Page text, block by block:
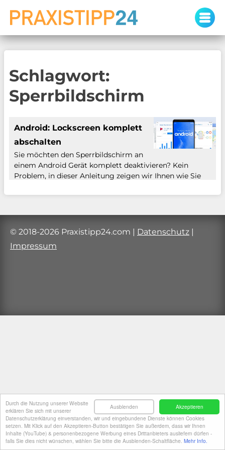
Akzeptieren
Ausblenden
Durch die Nutzung unserer Website
erklären Sie sich mit unserer
Datenschutzerklärung einverstanden, wir und eingebundene Dienste können Cookies
setzen. Mit Klick auf den Akzeptieren-Button bestätigen Sie außerdem, dass wir Ihnen
Inhalte (YouTube) & personenbezogene Werbung eines Drittanbieters ausliefern dürfen -
falls Sie dies nicht wünschen, wählen Sie bitte die Ausblenden-Schaltfläche. Mehr Info.
content
Schlagwort:
Sperrbildschirm
Android: Lockscreen komplett
abschalten
Sie möchten den Sperrbildschirm an
einem Android Gerät komplett deaktivieren? Kein
Problem, in dieser Anleitung zeigen wir Ihnen wie Sie
Android Tablet oder ein Smartphone nutzen, der
© 2018-2026 Praxistipp24.com | Datenschutz |
Impressum